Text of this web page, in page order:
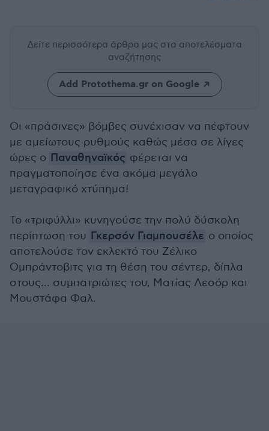
Δείτε περισσότερα άρθρα μας στα αποτελέσματα
αναζήτησης
Add Protothema.gr on Google
Οι «πράσινες» βόμβες συνέχισαν να πέφτουν
με αμείωτους ρυθμούς καθώς μέσα σε λίγες
ώρες ο Παναθηναϊκός φέρεται να
πραγματοποίησε ένα ακόμα μεγάλο
μεταγραφικό χτύπημα!
Το «τριφύλλι» κυνηγούσε την πολύ δύσκολη
περίπτωση του Γκερσόν Γιαμπουσέλε ο οποίος
αποτελούσε τον εκλεκτό του Ζέλικο
Ομπράντοβιτς για τη θέση του σέντερ, δίπλα
στους... συμπατριώτες του, Ματίας Λεσόρ και
Μουστάφα Φαλ.